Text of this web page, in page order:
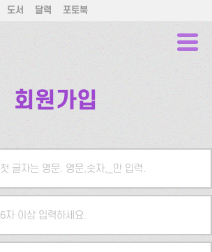
도서 달력 포토북
회원가입
첫 글자는 영문. 영문,숫자,_만 입력.
6자 이상 입력하세요.